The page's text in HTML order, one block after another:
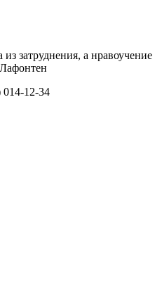
затруднения, а нравоучение
014-12-34